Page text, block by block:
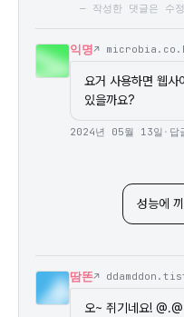
— 작성한 댓글은 수
익명↗
요거 사용하면 웹사
있을까요?
2024년 05월 13일 · 답
성능에
땀똔↗
오~ 쥐기네요! @.@